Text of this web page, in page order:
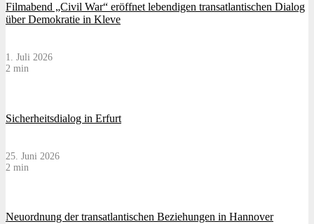
Filmabend „Civil War“ eröffnet lebendigen transatlantischen Dialog
über Demokratie in Kleve
1. Juli 2026
2 min
Sicherheitsdialog in Erfurt
25. Juni 2026
2 min
Neuordnung der transatlantischen Beziehungen in Hannover